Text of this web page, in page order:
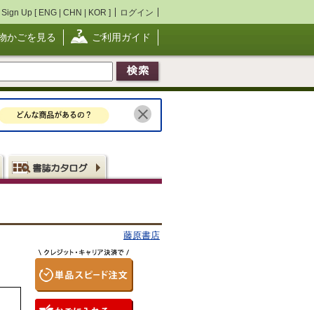
Sign Up [ ENG | CHN | KOR ] ログイン
かごを見る ご利用ガイド
藤原書店